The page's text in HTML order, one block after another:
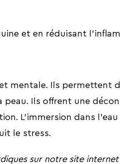
et en réduisant
mentale. Ils permettent
Ils offrent une
L’immersion dans
le stress.
sur notre site internet